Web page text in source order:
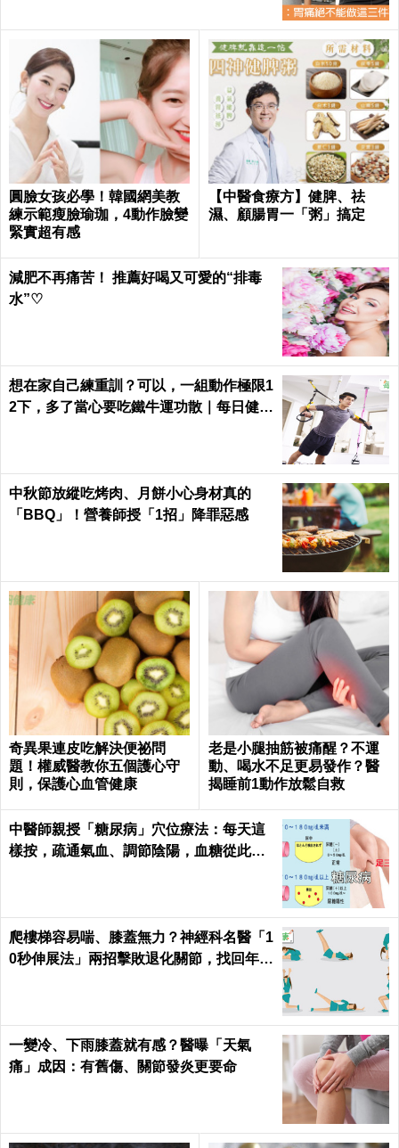
圓臉女孩必學！韓國網美教
練示範瘦臉瑜珈，4動作臉變
緊實超有感
【中醫食療方】健脾、祛
濕、顧腸胃一「粥」搞定
減肥不再痛苦！ 推薦好喝又可愛的“排毒
水”♡
想在家自己練重訓？可以，一組動作極限1
2下，多了當心要吃鐵牛運功散｜每日健康
中秋節放縱吃烤肉、月餅小心身材真的
「BBQ」！營養師授「1招」降罪惡感
奇異果連皮吃解決便祕問
題！權威醫教你五個護心守
則，保護心血管健康
老是小腿抽筋被痛醒？不運
動、喝水不足更易發作？醫
揭睡前1動作放鬆自救
中醫師親授「糖尿病」穴位療法：每天這
樣按，疏通氣血、調節陰陽，血糖從此乖
爬樓梯容易喘、膝蓋無力？神經科名醫「1
0秒伸展法」兩招擊敗退化關節，找回年輕
一變冷、下雨膝蓋就有感？醫曝「天氣
痛」成因：有舊傷、關節發炎更要命